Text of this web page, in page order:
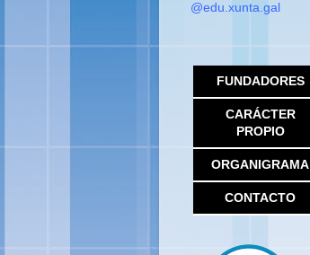
@edu.xunta.gal
FUNDADORES
CARÁCTER
PROPIO
ORGANIGRAMA
CONTACTO